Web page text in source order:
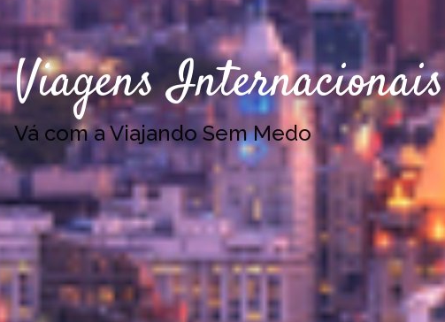
Viagens Internacionais
Vá com a Viajando Sem Medo